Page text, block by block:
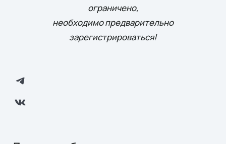
ограничено,
необходимо предварительно
зарегистрироваться!